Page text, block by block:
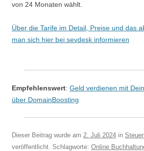
von 24 Monaten wählt.
Über die Tarife im Detail, Preise und das
man sich hier bei sevdesk informieren
Empfehlenswert: Geld verdienen mit
über DomainBoosting
Dieser Beitrag wurde am 2. Juli 2024 in
veröffentlicht. Schlagworte: Online